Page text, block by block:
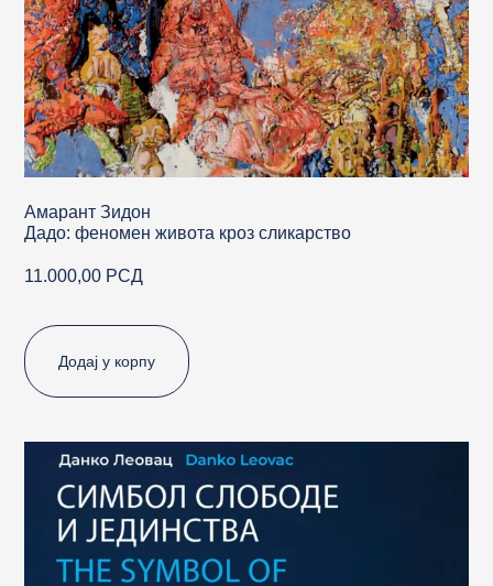
Амарант Зидон
Дадо: феномен живота кроз сликарство
11.000,00 РСД
Додај у корпу